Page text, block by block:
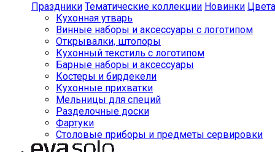
Праздники Тематические коллекции Новинки Цвета
Кухонная утварь
Винные наборы и аксессуары с логотипом
Открывалки, штопоры
Кухонный текстиль с логотипом
Барные наборы и аксессуары
Костеры и бирдекели
Кухонные прихватки
Мельницы для специй
Разделочные доски
Фартуки
Столовые приборы и предметы сервировки